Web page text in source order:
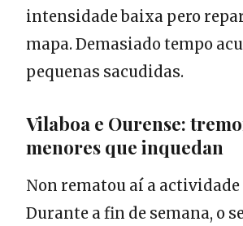
intensidade baixa pero
mapa. Demasiado tempo
pequenas sacudidas.
Vilaboa e Ourense:
menores que inquedan
Non rematou aí a
Durante a fin de semana, o